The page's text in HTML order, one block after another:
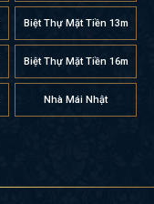
Biệt Thự Mặt Tiền 13m
Biệt Thự Mặt Tiền 16m
Nhà Mái Nhật